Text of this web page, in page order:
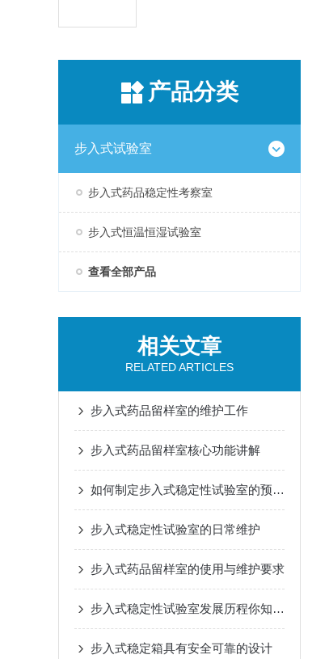
产品分类
步入式试验室
步入式药品稳定性考察室
步入式恒温恒湿试验室
查看全部产品
相关文章
RELATED ARTICLES
步入式药品留样室的维护工作
步入式药品留样室核心功能讲解
如何制定步入式稳定性试验室的预防性维护计划？
步入式稳定性试验室的日常维护
步入式药品留样室的使用与维护要求
步入式稳定性试验室发展历程你知道吗？
步入式稳定箱具有安全可靠的设计